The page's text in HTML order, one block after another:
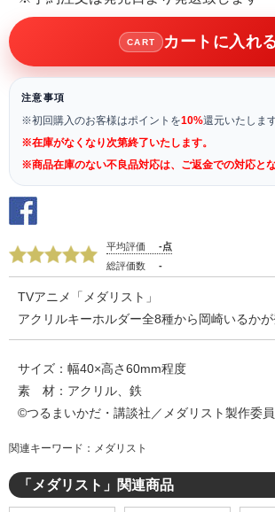
CART カートに入れ
注意事項
※初回購入のお客様はポイントを10%還元いたします
※在庫がなくなり次第終了いたします。
※商品在庫のない不良品対応は、ご返金での対応とな
平均評価
-点
総評価数
-
TVアニメ「メダリスト」
アクリルキーホルダー全8種から岡崎いるかが
サイズ：幅40×高さ60mm程度
素 材：アクリル、鉄
©つるまいかだ・講談社／メダリスト製作委
関連キーワード：メダリスト
「メダリスト」関連商品